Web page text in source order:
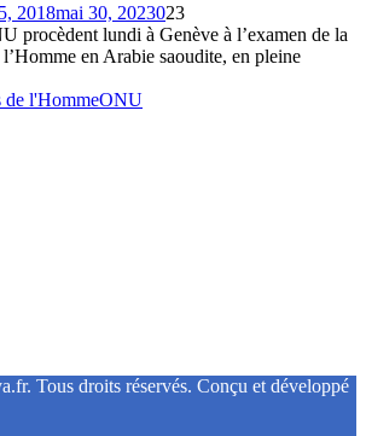
2018mai 30, 2023023
procèdent lundi à Genève à l’examen de la
en Arabie saoudite, en pleine
de l'HommeONU
Tous droits réservés. Conçu et développé